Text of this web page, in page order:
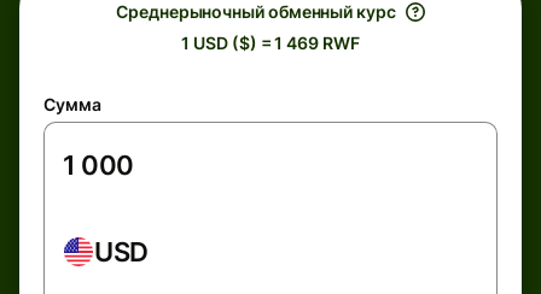
Среднерыночный обменный курс
1 USD ($) = 1 469 RWF
Сумма
USD